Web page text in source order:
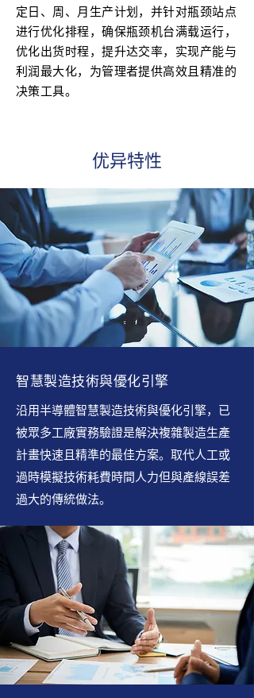
定日、周、月生产计划，并针对瓶颈站点
进行优化排程，确保瓶颈机台满载运行，
优化出货时程，提升达交率，实现产能与
利润最大化，为管理者提供高效且精准的
决策工具。
优异特性
智慧製造技術與優化引擎
沿用半導體智慧製造技術與優化引擎，已
被眾多工廠實務驗證是解決複雜製造生產
計畫快速且精準的最佳方案。取代人工或
過時模擬技術耗費時間人力但與產線誤差
過大的傳統做法。